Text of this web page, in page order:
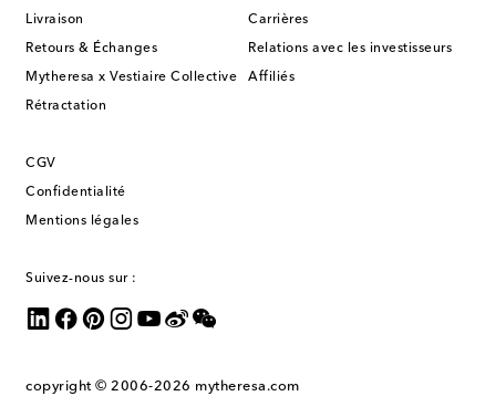
Livraison
Retours & Échanges
Mytheresa x Vestiaire Collective
Rétractation
Carrières
Relations avec les investisseurs
Affiliés
CGV
Confidentialité
Mentions légales
Suivez-nous sur :
copyright © 2006-2026 mytheresa.com